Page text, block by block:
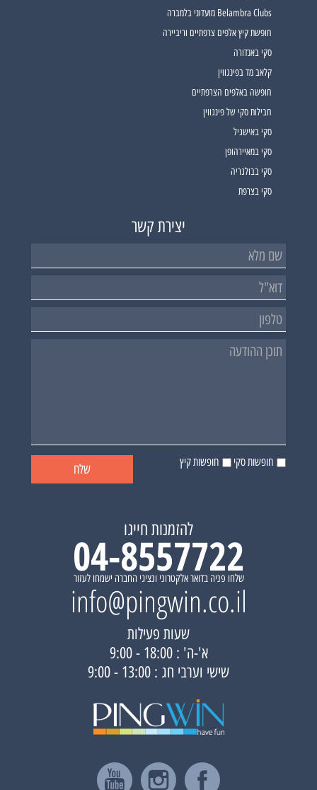
Belambra Clubs מועדוני בלמברה
חופשת קיץ אלפים צרפתיים וריביירה
סקי באנדורה
קלאב מד בפינגווין
חופשה באלפים הצרפתיים
חבילות סקי של פינגווין
סקי באישגיל
סקי במאיירהופן
סקי בבולגריה
סקי בצרפת
יצירת קשר
חופשות סקי חופשות קיץ
להזמנות חייגו
04-8557722
שלחו פניה בדואר אלקטרוני ונציגי החברה ישמחו לעזור
info@pingwin.co.il
שעות פעילות
א'-ה' : 18:00 - 9:00
שישי וערבי חג : 13:00 - 9:00